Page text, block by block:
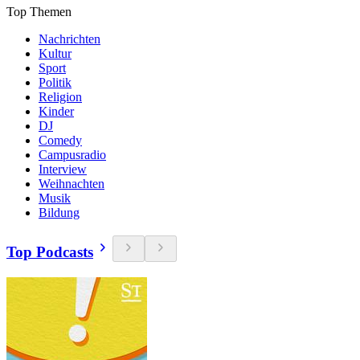
Top Themen
Nachrichten
Kultur
Sport
Politik
Religion
Kinder
DJ
Comedy
Campusradio
Interview
Weihnachten
Musik
Bildung
Top Podcasts